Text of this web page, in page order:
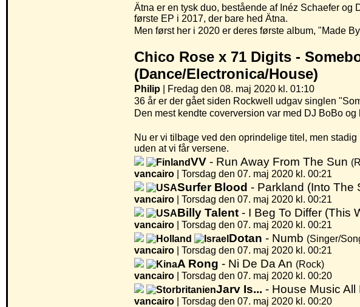
Ätna er en tysk duo, bestående af Inéz Schaefer
første EP i 2017, der bare hed Ätna.
Men først her i 2020 er deres første album, "Made
Chico Rose x 71 Digits -
(Dance/Electronica/House)
Philip | Fredag den 08. maj 2020 kl. 01:10
36 år er der gået siden Rockwell udgav singlen
Den mest kendte coverversion var med DJ BoBo
Nu er vi tilbage ved den oprindelige titel, men
uden at vi får versene.
VV - Run Away From The Sun
vancairo
Torsdag den 07. maj 2020 kl. 00:21
Surfer Blood - Parkland (Into The
vancairo
Torsdag den 07. maj 2020 kl. 00:21
Billy Talent - I Beg To Differ (This
vancairo
Torsdag den 07. maj 2020 kl. 00:21
Dotan - Numb (Singer/
vancairo
Torsdag den 07. maj 2020 kl. 00:21
A Rong - Ni De Da An (Rock)
vancairo
Torsdag den 07. maj 2020 kl. 00:20
Jarv Is... - House Music All
vancairo
Torsdag den 07. maj 2020 kl. 00:20